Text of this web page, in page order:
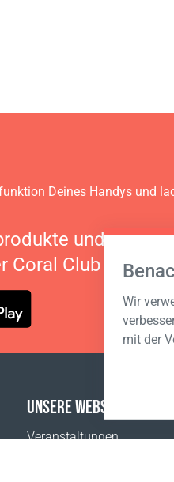
Wir
mit der
Deines Handys und
und
Coral Club App
UNSERE WEBSITES
Veranstaltungen